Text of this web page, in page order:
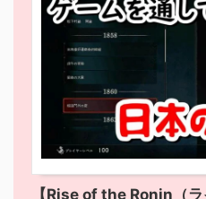
【Rise of the Ronin（ラ